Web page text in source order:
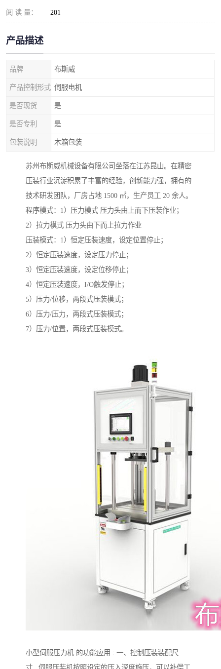
阅 读 量： 201
产品描述
品牌 布斯威
产品控制形式 伺服电机
是否现货 是
是否专利 是
包装说明 木箱包装
苏州布斯威机械设备有限公司坐落在江苏昆山。在精密
压装行业沉淀积累了丰富的经验，创新能力强，拥有的
技术研发团队，厂房占地 1500 ㎡，生产员工 20 余人。
程序模式：1）压力模式 压力头由上而下压装作业；
2）拉力模式 压力头由下而上拉力作业
压装模式：1）恒定压装速度，设定位置停止；
2）恒定压装速度，设定压力停止；
3）恒定压装速度，设定位移停止；
4）恒定压装速度，I/O触发停止；
5）压力/位移，两段式压装模式；
6）压力/压力，两段式压装模式；
7）压力/位置，两段式压装模式。
小型伺服压力机 的功能应用 : 一、控制压装装配尺